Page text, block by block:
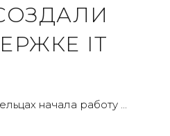
IT
начала работу